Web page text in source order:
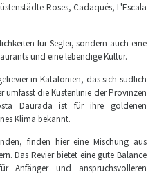
Roses, Cadaqués, L'Escala
für Segler, sondern auch eine
und eine lebendige Kultur.
in Katalonien, das sich südlich
umfasst die Küstenlinie der Provinzen
Daurada ist für ihre goldenen
Klima bekannt.
finden hier eine Mischung aus
Das Revier bietet eine gute Balance
Anfänger und anspruchsvolleren